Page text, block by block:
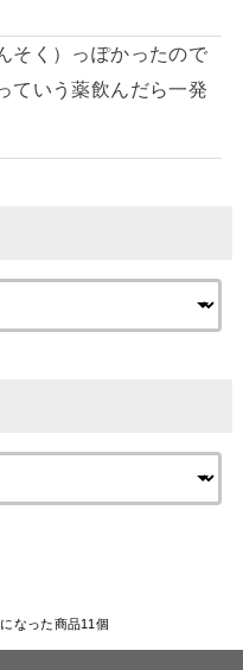
そく）っぽかったので
ていう薬飲んだら一発
なった商品11個